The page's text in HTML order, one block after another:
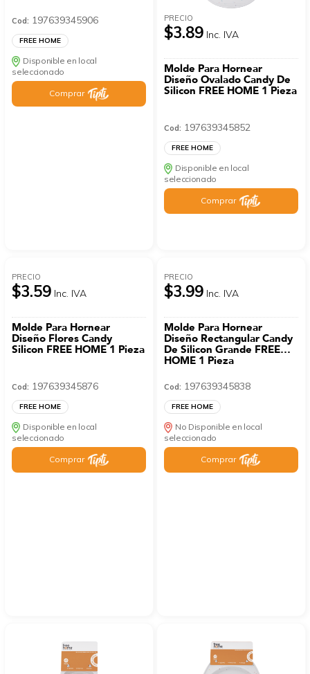
Cod: 197639345906
FREE HOME
Disponible en local
seleccionado
Comprar
PRECIO
$3.89 Inc. IVA
Molde Para Hornear
Diseño Ovalado Candy De
Silicon FREE HOME 1 Pieza
Cod: 197639345852
FREE HOME
Disponible en local
seleccionado
Comprar
PRECIO
$3.59 Inc. IVA
Molde Para Hornear
Diseño Flores Candy
Silicon FREE HOME 1 Pieza
Cod: 197639345876
FREE HOME
Disponible en local
seleccionado
Comprar
PRECIO
$3.99 Inc. IVA
Molde Para Hornear
Diseño Rectangular Candy
De Silicon Grande FREE
HOME 1 Pieza
Cod: 197639345838
FREE HOME
No Disponible en local
seleccionado
Comprar